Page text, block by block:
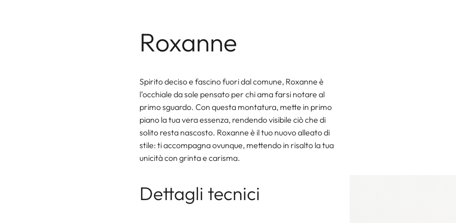
Roxanne
Spirito deciso e fascino fuori dal comune, Roxanne è
l’occhiale da sole pensato per chi ama farsi notare al
primo sguardo. Con questa montatura, mette in primo
piano la tua vera essenza, rendendo visibile ciò che di
solito resta nascosto. Roxanne è il tuo nuovo alleato di
stile: ti accompagna ovunque, mettendo in risalto la tua
unicità con grinta e carisma.
Dettagli tecnici